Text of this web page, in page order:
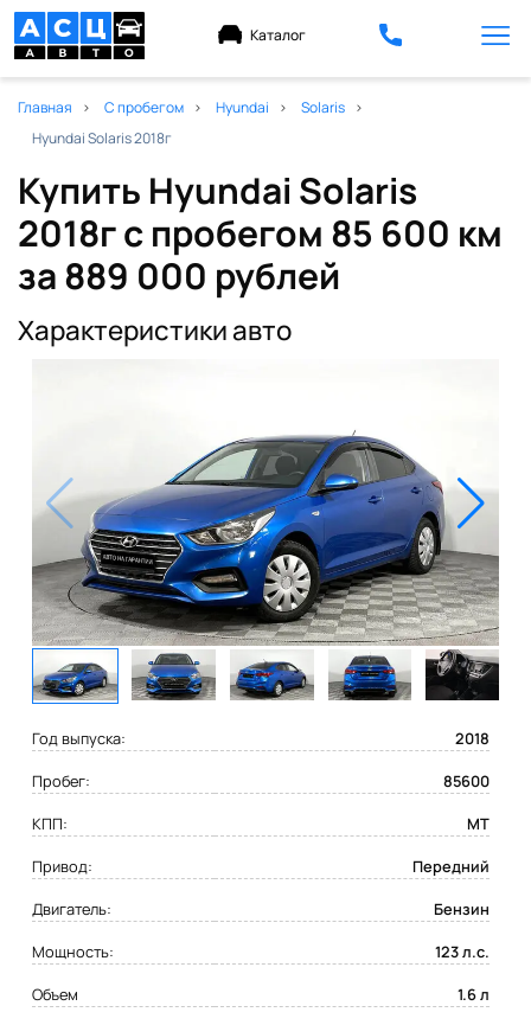
Каталог
Главная С пробегом Hyundai
Solaris
Hyundai Solaris 2018г
Купить Hyundai Solaris
2018г с пробегом 85 600 км
за 889 000 рублей
Характеристики авто
Год выпуска:
2018
Пробег:
85600
КПП:
MT
Привод:
Передний
Двигатель:
Бензин
Мощность:
123 л.с.
Объем
1.6 л